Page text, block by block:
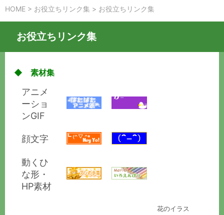
HOME > お役立ちリンク集 > お役立ちリンク集
お役立ちリンク集
◆ 素材集
アニメ
ーショ
ンGIF
顔文字
動くひ
な形・
HP素材
花のイラス